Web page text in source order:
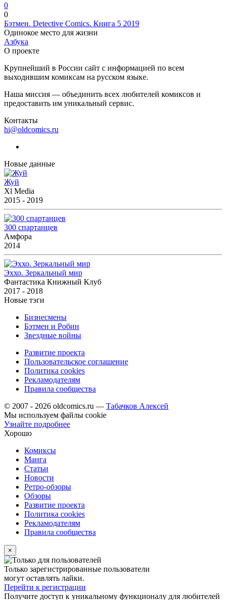
0
0
Бэтмен. Detective Comics. Книга 5 2019
Одинокое место для жизни
Азбука
О проекте
Крупнейший в России сайт с информацией по всем
выходившим комиксам на русском языке.
Наша миссия — объединить всех любителей комиксов и
предоставить им уникальный сервис.
Контакты
hi@oldcomics.ru
Новые данные
Жуй
Xl Media
2015 - 2019
300 спартанцев
Амфора
2014
Эххо. Зеркальный мир
Фантастика Книжный Клуб
2017 - 2018
Новые тэги
Бизнесмены
Бэтмен и Робин
Звездные войны
Развитие проекта
Пользовательское соглашение
Политика cookies
Рекламодателям
Правила сообщества
© 2007 - 2026 oldcomics.ru — Табачков Алексей
Мы используем файлы cookie
Узнайте подробнее
Хорошо
Комиксы
Манга
Статьи
Новости
Ретро-обзоры
Обзоры
Развитие проекта
Политика cookies
Рекламодателям
Правила сообщества
×
Только зарегистрированные пользователи
могут оставлять лайки.
Перейти к регистрации
Получите доступ к уникальному функционалу для любителей